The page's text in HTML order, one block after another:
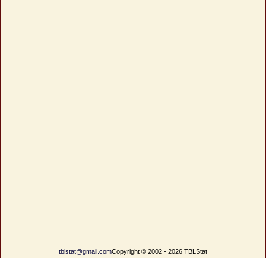
tblstat@gmail.comCopyright © 2002 - 2026 TBLStat